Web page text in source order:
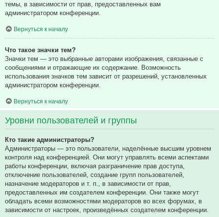
темы, в зависимости от прав, предоставленных вам
администратором конференции.
Вернуться к началу
Что такое значки тем?
Значки тем — это выбранные авторами изображения, связанные с
сообщениями и отражающие их содержание. Возможность
использования значков тем зависит от разрешений, установленных
администратором конференции.
Вернуться к началу
Уровни пользователей и группы
Кто такие администраторы?
Администраторы — это пользователи, наделённые высшим уровнем
контроля над конференцией. Они могут управлять всеми аспектами
работы конференции, включая разграничение прав доступа,
отключение пользователей, создание групп пользователей,
назначение модераторов и т. п., в зависимости от прав,
предоставленных им создателем конференции. Они также могут
обладать всеми возможностями модераторов во всех форумах, в
зависимости от настроек, произведённых создателем конференции.